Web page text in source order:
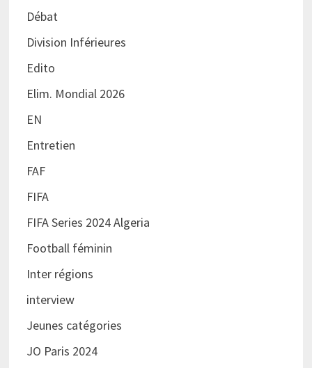
Débat
Division Inférieures
Edito
Elim. Mondial 2026
EN
Entretien
FAF
FIFA
FIFA Series 2024 Algeria
Football féminin
Inter régions
interview
Jeunes catégories
JO Paris 2024